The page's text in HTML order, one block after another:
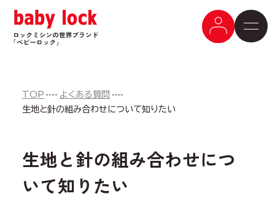
TOP
よくある質問
生地と針の組み合わせについて知りたい
生地と針の組み合わせにつ
いて知りたい